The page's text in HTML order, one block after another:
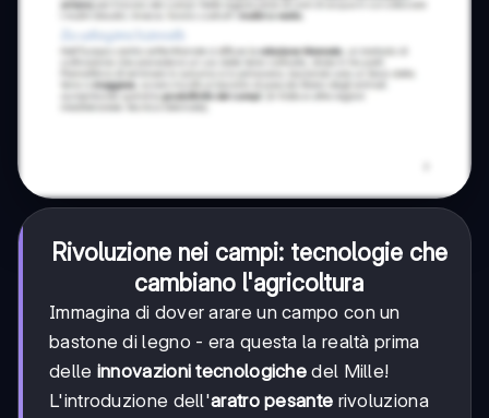
Rivoluzione nei campi: tecnologie che
cambiano l'agricoltura
Immagina di dover arare un campo con un
bastone di legno - era questa la realtà prima
delle innovazioni tecnologiche del Mille!
L'introduzione dell'aratro pesante rivoluziona